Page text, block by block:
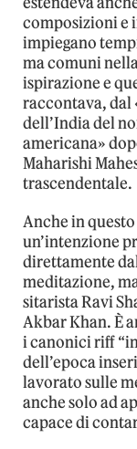
composizioni e
impiegano
ma comuni
ispirazione e
raccontava, dal
dell’India del
americana»
Maharishi
trascendentale.
Anche in
un’intenzione
direttamente
meditazione,
sitarista Ravi
Akbar Khan. È
i canonici riff
dell’epoca
lavorato sulle
anche solo ad
capace di